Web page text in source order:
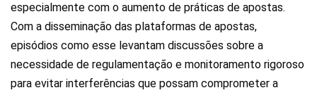
especialmente com o aumento de práticas de apostas.
Com a disseminação das plataformas de apostas,
episódios como esse levantam discussões sobre a
necessidade de regulamentação e monitoramento rigoroso
para evitar interferências que possam comprometer a